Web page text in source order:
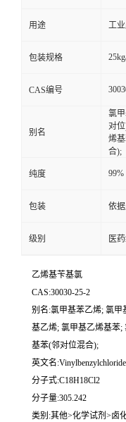
用途 工
包装规格
CAS编号
别名
氯
对
烯
合);
纯度 99%
包装 依
级别 医
乙烯基苄基氯
CAS:30030-25-2
别名:氯甲基苯乙烯; 氯甲
基乙烯; 氯甲基乙烯基苯
基苯(邻对位混合);
英文名:Vinylbenzylchloride
分子式:C18H18Cl2
分子量:305.242
类别:其他>化学试剂>卤